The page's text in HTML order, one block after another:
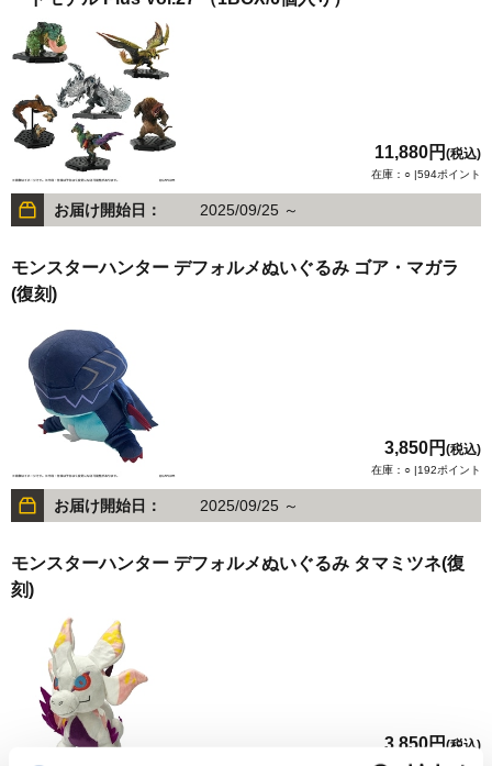
11,880円 (税込)
在庫：○ |594ポイント
お届け開始日： 2025/09/25 ～
モンスターハンター デフォルメぬいぐるみ ゴア・マガラ
(復刻)
3,850円 (税込)
在庫：○ |192ポイント
お届け開始日： 2025/09/25 ～
モンスターハンター デフォルメぬいぐるみ タマミツネ(復
刻)
3,850円(税込)